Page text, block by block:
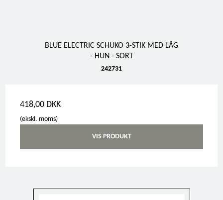
BLUE ELECTRIC SCHUKO 3-STIK MED LÅG
- HUN - SORT
242731
418,00 DKK
(ekskl. moms)
VIS PRODUKT